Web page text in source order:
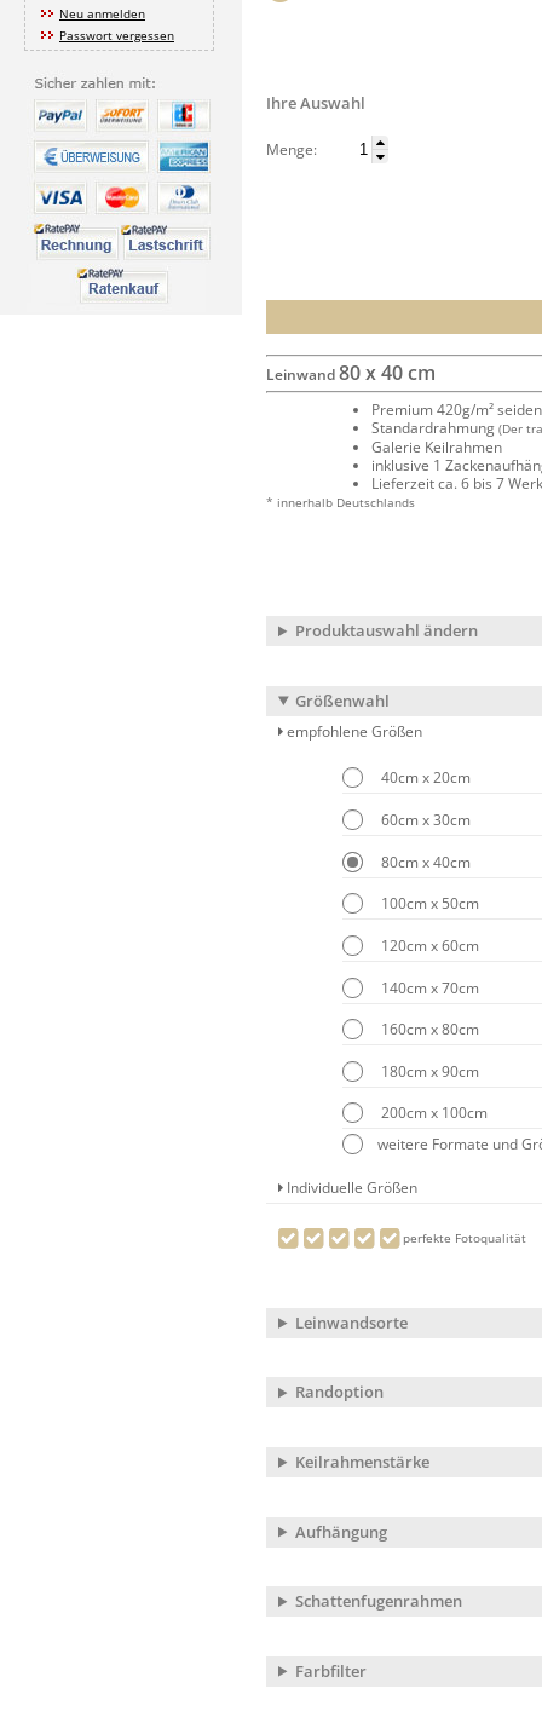
Neu anmelden
Passwort vergessen
Ihre Auswahl
Menge:
Leinwand80 x 40 cm
Premium 420g/m²
Standardrahmung (Der
Galerie Keilrahmen
inklusive 1
Lieferzeit ca. 6 bis 7
* innerhalb Deutschlands
Produktauswahl ändern
Größenwahl
empfohlene Größen
40cm x 20cm
60cm x 30cm
80cm x 40cm
100cm x 50cm
120cm x 60cm
140cm x 70cm
160cm x 80cm
180cm x 90cm
200cm x 100cm
weitere Formate und
Individuelle Größen
perfekte Fotoqualität
Leinwandsorte
Randoption
Keilrahmenstärke
Aufhängung
Schattenfugenrahmen
Farbfilter